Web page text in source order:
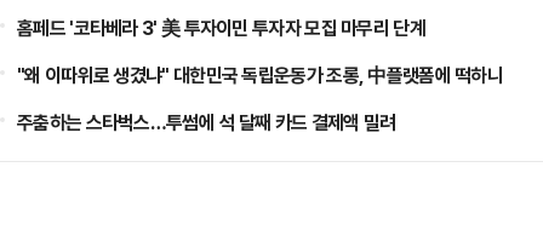
홈페드 '코타베라 3' 美 투자이민 투자자 모집 마무리 단계
"왜 이따위로 생겼냐" 대한민국 독립운동가 조롱, 中플랫폼에 떡하니
주춤하는 스타벅스…투썸에 석 달째 카드 결제액 밀려